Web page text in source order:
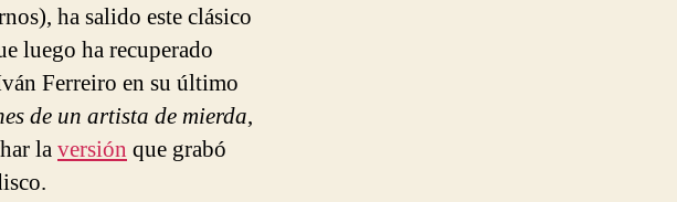
ha salido este clásico
luego ha recuperado
Ferreiro en su último
de un artista de mierda,
laversión que grabó